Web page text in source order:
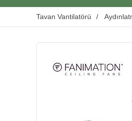
Tavan Vantilatörü